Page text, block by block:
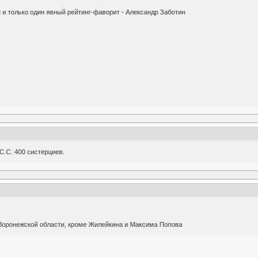
только один явный рейтинг-фаворит - Александр Заботин
400 систерциев.
области, кроме Жилейкина и Максима Попова